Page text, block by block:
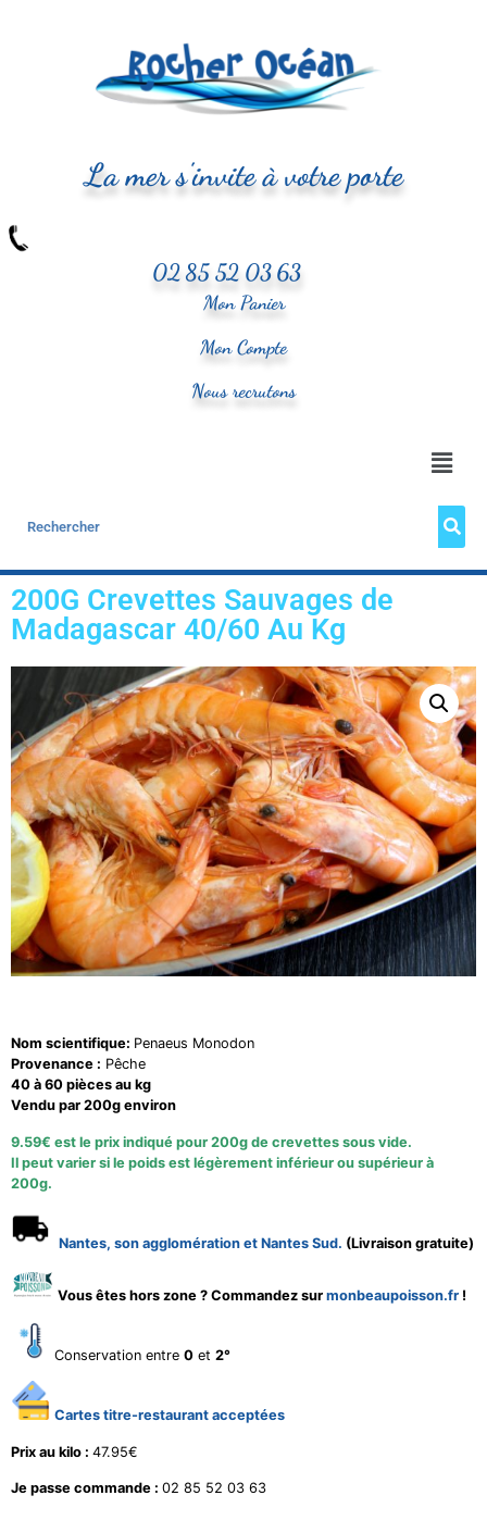
La mer s'invite à votre porte
02 85 52 03 63
Mon Panier
Mon Compte
Nous recrutons
200G Crevettes Sauvages de
Madagascar 40/60 Au Kg
Nom scientifique: Penaeus Monodon
Provenance : Pêche
40 à 60 pièces au kg
Vendu par 200g environ
9.59€ est le prix indiqué pour 200g de crevettes sous vide.
Il peut varier si le poids est légèrement inférieur ou supérieur à
200g.
Nantes, son agglomération et Nantes Sud. (Livraison gratuite)
Vous êtes hors zone ? Commandez sur monbeaupoisson.fr !
Conservation entre 0 et 2°
Cartes titre-restaurant acceptées
Prix au kilo : 47.95€
Je passe commande : 02 85 52 03 63